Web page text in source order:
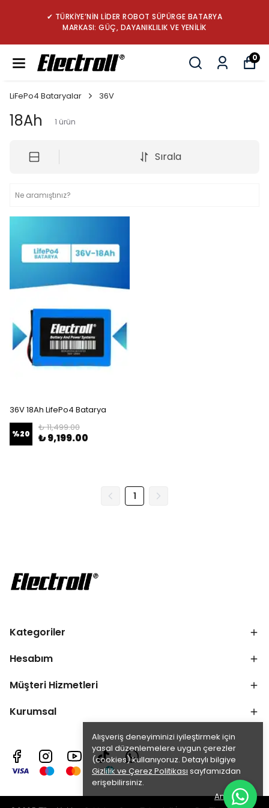
✔ TÜRKİYE’NİN LİDER ROBOT SÜPÜRGE BATARYA
MARKASI: GÜÇ, DAYANIKLILIK VE YENİLİK
0
Alışveriş deneyiminizi iyileştirmek için
yasal düzenlemelere uygun çerezler
(cookies) kullanıyoruz. Detaylı bilgiye
Gizlilik ve Çerez Politikası sayfamızdan
erişebilirsiniz.
Anladım
LiFePo4 Bataryalar 36V
18Ah 1 ürün
Sırala
36V 18Ah LifePo4 Batarya
%20
₺ 11,499.00
₺ 9,199.00
1
Kategoriler
Hesabım
Müşteri Hizmetleri
Kurumsal